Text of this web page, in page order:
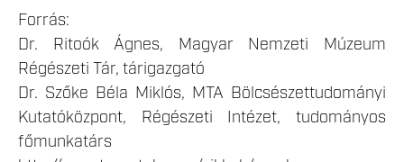
Forrás:
Dr. Ritoók Ágnes, Magyar Nemzeti Múzeum
Régészeti Tár, tárigazgató
Dr. Szőke Béla Miklós, MTA Bölcsészettudományi
Kutatóközpont, Régészeti Intézet, tudományos
főmunkatárs